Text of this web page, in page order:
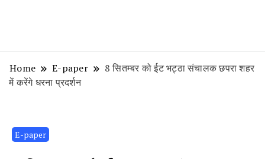
Home E-paper
8 सितम्बर को ईट भट्ठा संचालक छपरा शहर
में करेंगे धरना प्रदर्शन
E-paper